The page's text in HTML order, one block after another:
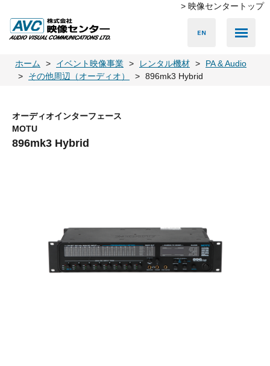
> 映像センタートップ
ホーム イベント映像事業 レンタル機材
PA & Audio
その他周辺（オーディオ）
896mk3 Hybrid
オーディオインターフェース
MOTU
896mk3 Hybrid